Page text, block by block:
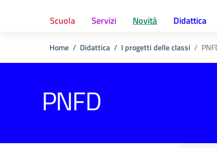
Scuola Servizi Novità Didattica
Home Didattica I progetti delle classi
PNFD